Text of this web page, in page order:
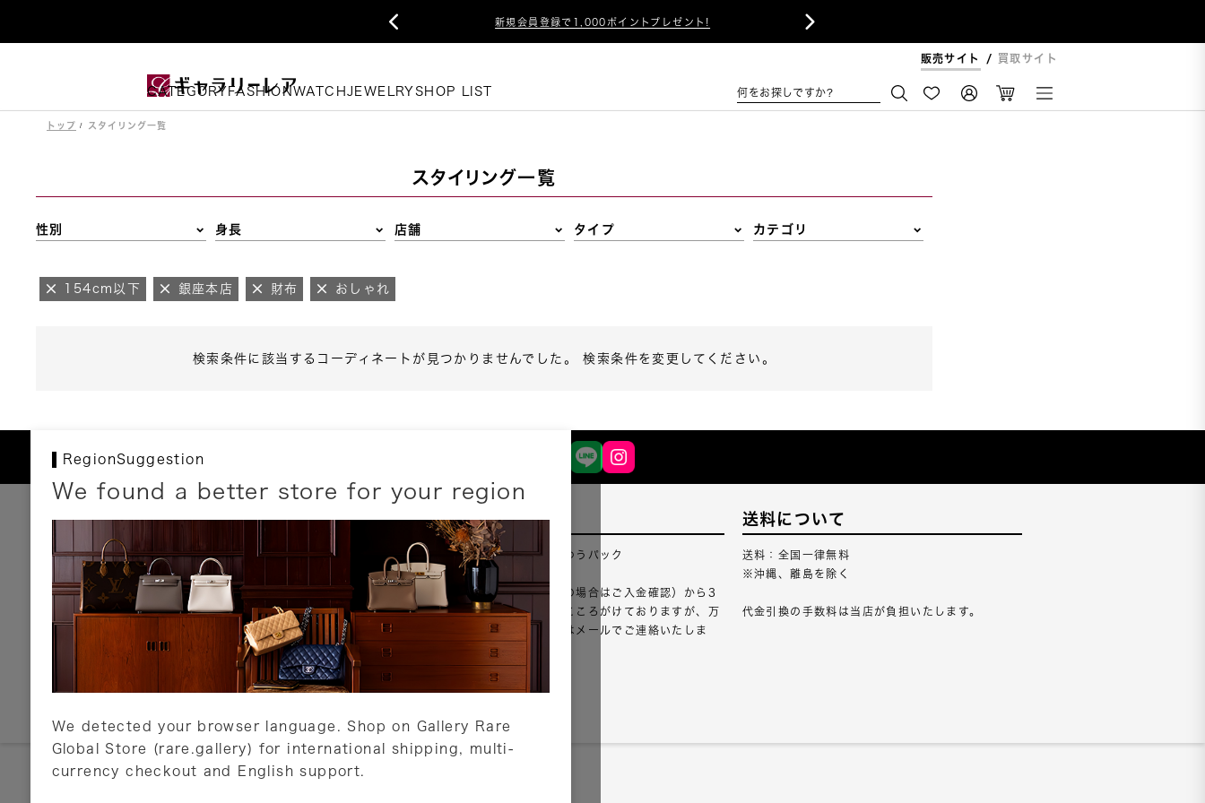
新規会員登録で1,000ポイントプレゼント!
 
販売サイト 買取サイト
CATEGORY FASHIONWATCHJEWELRY SHOP LIST 何をお探しですか?
トップ スタイリング一覧
スタイリング一覧
性別 身長 店舗 タイプ カテゴリ
154cm以下 銀座本店 財布 おしゃれ
検索条件に該当するコーディネートが見つかりませんでした。 検索条件を変更してください。
RegionSuggestion
We found a better store for your region
We detected your browser language. Shop on Gallery Rare
Global Store (rare.gallery) for international shipping, multi-
currency checkout and English support.
お支払いについて
以下のお支払方法が利用可能です。
クレジットカード
ショッピングローン
銀行振込・郵便振替
代金引換
Amazon Pay
PayPay
店頭支払い
詳しくはこちら
配送について
配送業者：佐川急便・ゆうパック
ご注文確認（銀行振込の場合はご入金確認）から3
営業日以内のご出荷をこころがけておりますが、万
が一出荷が遅れる場合はメールでご連絡いたしま
詳しくはこちら
送料について
送料：全国一律無料
※沖縄、離島を除く
代金引換の手数料は当店が負担いたします。